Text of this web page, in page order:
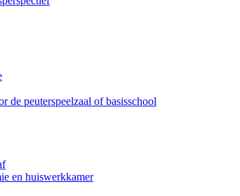
de peuterspeelzaal of basisschool
en huiswerkkamer